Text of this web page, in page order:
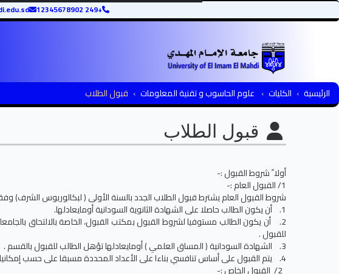
+249 12345678902
الرئيسية الكليات علوم الحاسوب و تقنية المعلومات قبول الطلاب
قبول الطلاب
أولا ً شروط القبول :-
1/ القبول العام :-
شروط القبول العام يشترط قبول الطلاب الجدد بالسنة الأولى ( لبكالوريوس الشرف)
1. أن يكون الطالب حاصلا على الشهادة الثانوية السودانية أومايعادلها.
2. أن يكون الطالب مستوفيا لشروط القبول بمكتب القبول، الخاصة بالالتحاق
للقبول .
3. الشهادة السودانية ( المساق العلمي ) أومايعادلها تؤهل الطالب للقبول بالقسم .
4. يتم القبول على أساس تنافسي بناءا على الأعداد المحددة مسبقا على حسب إمكانيات القسم في الاستيعاب (60 طالب)